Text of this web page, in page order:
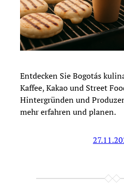
Entdecken Sie Bogotás
Kaffee, Kakao und Street
Hintergründen und
mehr erfahren und planen.